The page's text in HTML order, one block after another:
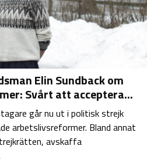
Elin Sundback om
Svårt att acceptera...
går nu ut i politisk strejk
arbetslivsreformer. Bland annat
avskaffa